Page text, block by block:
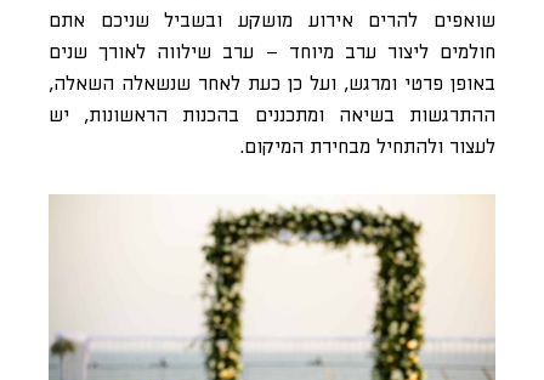
שואפים להרים אירוע מושקע ובשביל שניכם אתם
חולמים ליצור ערב מיוחד – ערב שילווה לאורך שנים
באופן פרטי ומרגש, ועל כן כעת לאחר שנשאלה השאלה,
ההתרגשות בשיאה ומתכננים בהכנות הראשונות, יש
לעצור ולהתחיל מבחירת המיקום.